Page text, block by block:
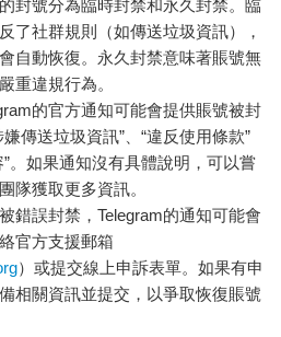
的封號分為臨時封禁和永久封禁。臨
了社群規則（如傳送垃圾資訊），
自動恢復。永久封禁意味著賬號無
重違規行為。
的官方通知可能會提供賬號被封
傳送垃圾資訊”、“違反使用條款”
。如果通知沒有具體說明，可以嘗
隊獲取更多資訊。
錯誤封禁，Telegram的通知可能會
官方支援郵箱
）或提交線上申訴表單。如果有申
相關資訊並提交，以爭取恢復賬號